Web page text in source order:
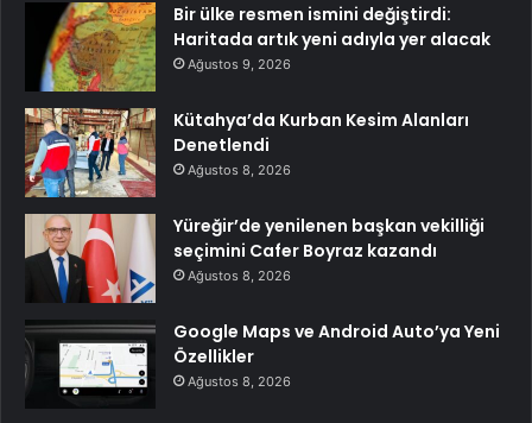
Bir ülke resmen ismini değiştirdi:
Haritada artık yeni adıyla yer alacak
Ağustos 9, 2026
Kütahya’da Kurban Kesim Alanları
Denetlendi
Ağustos 8, 2026
Yüreğir’de yenilenen başkan vekilliği
seçimini Cafer Boyraz kazandı
Ağustos 8, 2026
Google Maps ve Android Auto’ya Yeni
Özellikler
Ağustos 8, 2026